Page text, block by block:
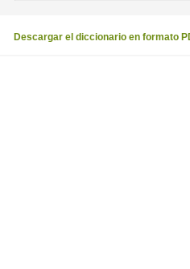
Descargar el diccionario en formato